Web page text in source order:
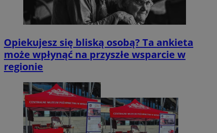
Opiekujesz się bliską osobą? Ta ankieta
może wpłynąć na przyszłe wsparcie w
regionie